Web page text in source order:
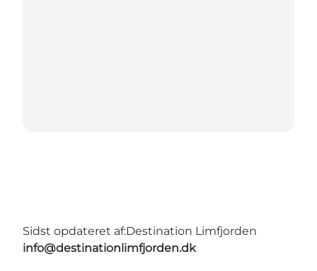
Sidst opdateret af:Destination Limfjorden
info@destinationlimfjorden.dk